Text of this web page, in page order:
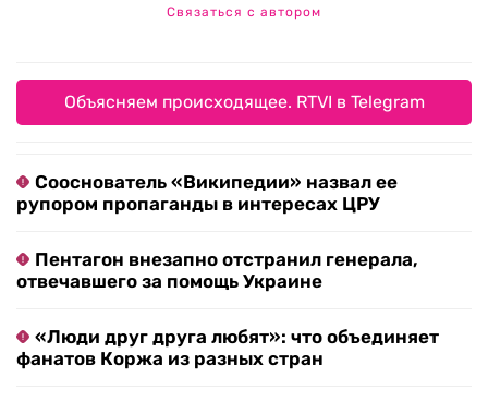
Связаться с автором
Объясняем происходящее. RTVI в Telegram
Сооснователь «Википедии» назвал ее
рупором пропаганды в интересах ЦРУ
Пентагон внезапно отстранил генерала,
отвечавшего за помощь Украине
«Люди друг друга любят»: что объединяет
фанатов Коржа из разных стран